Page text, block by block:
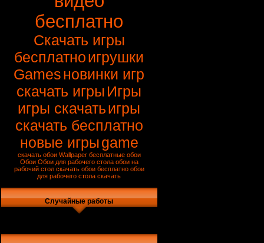
бесплатно
Скачать игры
бесплатноигрушки
Gamesновинки игр
скачать игры Игры
игры скачатьигры
скачать бесплатно
новые игрыgame
скачать обои Wallpaper бесплатные обои
Обои Обои для рабочего стола обои на
рабочий стол скачать обои бесплатно обои
для рабочего стола скачать
Случайные работы